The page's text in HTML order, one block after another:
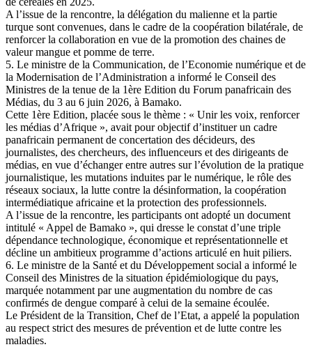
A l’issue de la rencontre, la délégation du malienne et la partie
turque sont convenues, dans le cadre de la coopération bilatérale, de
renforcer la collaboration en vue de la promotion des chaines de
valeur mangue et pomme de terre.
5. Le ministre de la Communication, de l’Economie numérique et de
la Modernisation de l’Administration a informé le Conseil des
Ministres de la tenue de la 1ère Edition du Forum panafricain des
Médias, du 3 au 6 juin 2026, à Bamako.
Cette 1ère Edition, placée sous le thème : « Unir les voix, renforcer
les médias d’Afrique », avait pour objectif d’instituer un cadre
panafricain permanent de concertation des décideurs, des
journalistes, des chercheurs, des influenceurs et des dirigeants de
médias, en vue d’échanger entre autres sur l’évolution de la pratique
journalistique, les mutations induites par le numérique, le rôle des
réseaux sociaux, la lutte contre la désinformation, la coopération
intermédiatique africaine et la protection des professionnels.
A l’issue de la rencontre, les participants ont adopté un document
intitulé « Appel de Bamako », qui dresse le constat d’une triple
dépendance technologique, économique et représentationnelle et
décline un ambitieux programme d’actions articulé en huit piliers.
6. Le ministre de la Santé et du Développement social a informé le
Conseil des Ministres de la situation épidémiologique du pays,
marquée notamment par une augmentation du nombre de cas
confirmés de dengue comparé à celui de la semaine écoulée.
Le Président de la Transition, Chef de l’Etat, a appelé la population
au respect strict des mesures de prévention et de lutte contre les
maladies.